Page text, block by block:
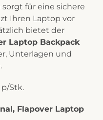
sorgt für eine sichere
Ihren Laptop vor
bietet der
Laptop Backpack
Unterlagen und
Stk.
Flapover Laptop